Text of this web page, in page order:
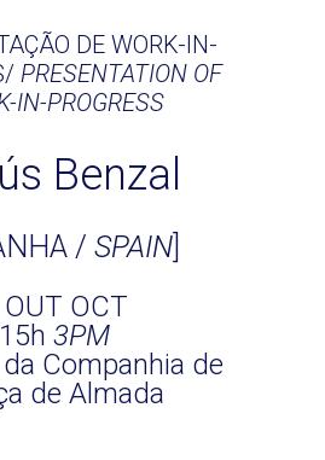
DE WORK-IN-
PRESENTATION OF
IN-PROGRESS
Benzal
/ SPAIN
OUT OCT
15h 3PM
Companhia de
de Almada